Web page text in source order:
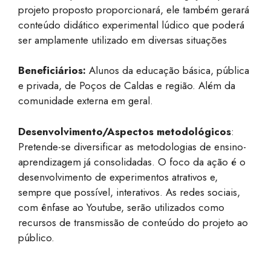
projeto proposto proporcionará, ele também gerará
conteúdo didático experimental lúdico que poderá
ser amplamente utilizado em diversas situações
Beneficiários: Alunos da educação básica, pública
e privada, de Poços de Caldas e região. Além da
comunidade externa em geral.
Desenvolvimento/Aspectos metodológicos:
Pretende-se diversificar as metodologias de ensino-
aprendizagem já consolidadas. O foco da ação é o
desenvolvimento de experimentos atrativos e,
sempre que possível, interativos. As redes sociais,
com ênfase ao Youtube, serão utilizados como
recursos de transmissão de conteúdo do projeto ao
público.